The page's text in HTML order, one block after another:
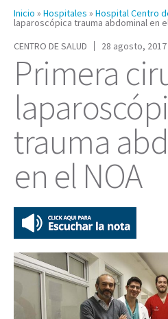
Inicio » Hospitales » Hospital Centro
laparoscópica trauma abdominal en
CENTRO DE SALUD
28 agosto, 2017
Primera
trauma
en el NOA